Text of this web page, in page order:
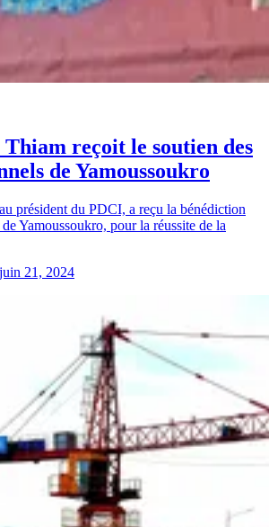
reçoit le soutien des
de Yamoussoukro
président du PDCI, a reçu la bénédiction
Yamoussoukro, pour la réussite de la
juin 21, 2024